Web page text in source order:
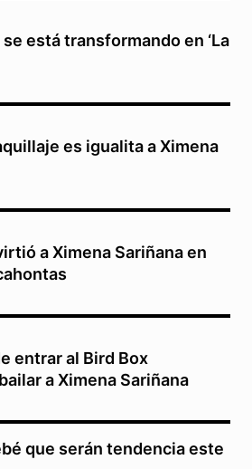
está transformando en ‘La
es igualita a Ximena
a Ximena Sariñana en
entrar al Bird Box
a Ximena Sariñana
que serán tendencia este